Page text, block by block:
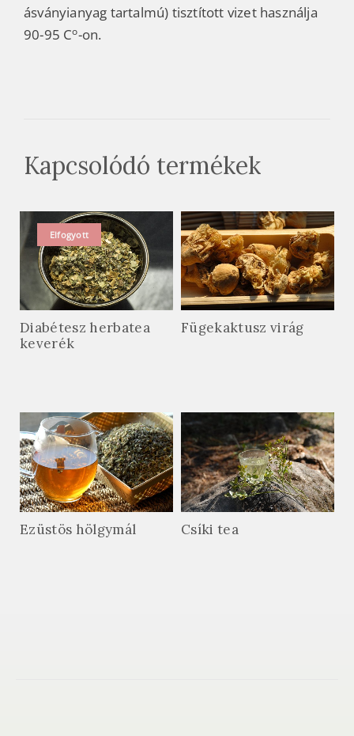
ásványianyag tartalmú) tisztított vizet használja
90-95 Co-on.
Kapcsolódó termékek
Elfogyott
Diabétesz herbatea
keverék
Fügekaktusz virág
Ezüstös hölgymál Csíki tea